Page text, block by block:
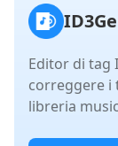
Editor di tag
correggere i
libreria